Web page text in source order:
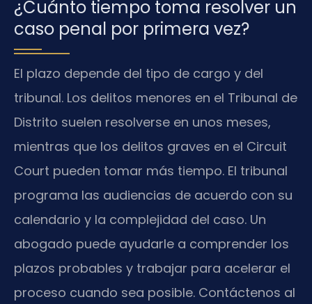
¿Cuánto tiempo toma resolver un
caso penal por primera vez?
El plazo depende del tipo de cargo y del
tribunal. Los delitos menores en el Tribunal de
Distrito suelen resolverse en unos meses,
mientras que los delitos graves en el Circuit
Court pueden tomar más tiempo. El tribunal
programa las audiencias de acuerdo con su
calendario y la complejidad del caso. Un
abogado puede ayudarle a comprender los
plazos probables y trabajar para acelerar el
proceso cuando sea posible. Contáctenos al